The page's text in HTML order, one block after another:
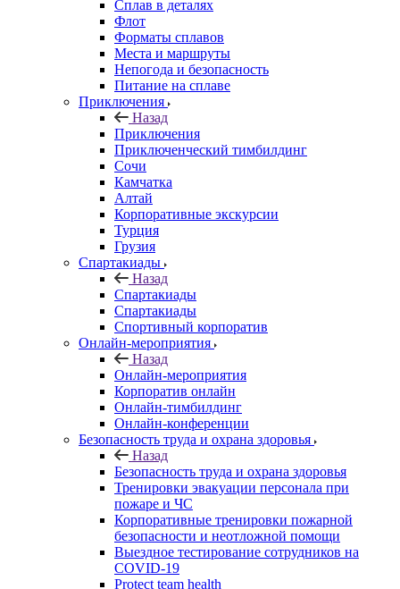
Сплав в деталях
Флот
Форматы сплавов
Места и маршруты
Непогода и безопасность
Питание на сплаве
Приключения
Назад
Приключения
Приключенческий тимбилдинг
Сочи
Камчатка
Алтай
Корпоративные экскурсии
Турция
Грузия
Спартакиады
Назад
Спартакиады
Спартакиады
Спортивный корпоратив
Онлайн-мероприятия
Назад
Онлайн-мероприятия
Корпоратив онлайн
Онлайн-тимбилдинг
Онлайн-конференции
Безопасность труда и охрана здоровья
Назад
Безопасность труда и охрана здоровья
Тренировки эвакуации персонала при
пожаре и ЧС
Корпоративные тренировки пожарной
безопасности и неотложной помощи
Выездное тестирование сотрудников на
COVID-19
Protect team health